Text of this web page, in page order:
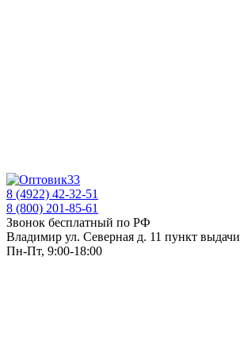
8 (4922) 42-32-51
8 (800) 201-85-61
Звонок бесплатный по РФ
Владимир ул. Северная д. 11 пункт выдачи
Пн-Пт, 9:00-18:00